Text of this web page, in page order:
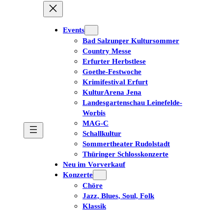
Events
Bad Salzunger Kultursommer
Country Messe
Erfurter Herbstlese
Goethe-Festwoche
Krimifestival Erfurt
KulturArena Jena
Landesgartenschau Leinefelde-
Worbis
MAG-C
Schallkultur
Sommertheater Rudolstadt
Thüringer Schlosskonzerte
Neu im Vorverkauf
Konzerte
Chöre
Jazz, Blues, Soul, Folk
Klassik